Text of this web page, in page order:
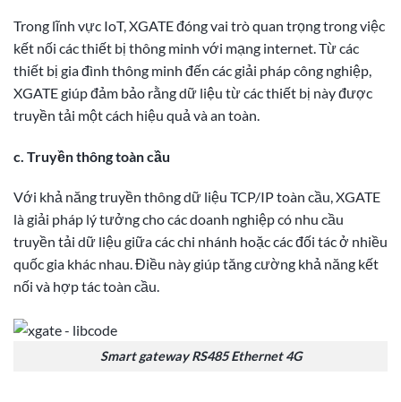
Trong lĩnh vực IoT, XGATE đóng vai trò quan trọng trong việc
kết nối các thiết bị thông minh với mạng internet. Từ các
thiết bị gia đình thông minh đến các giải pháp công nghiệp,
XGATE giúp đảm bảo rằng dữ liệu từ các thiết bị này được
truyền tải một cách hiệu quả và an toàn.
c. Truyền thông toàn cầu
Với khả năng truyền thông dữ liệu TCP/IP toàn cầu, XGATE
là giải pháp lý tưởng cho các doanh nghiệp có nhu cầu
truyền tải dữ liệu giữa các chi nhánh hoặc các đối tác ở nhiều
quốc gia khác nhau. Điều này giúp tăng cường khả năng kết
nối và hợp tác toàn cầu.
Smart gateway RS485 Ethernet 4G